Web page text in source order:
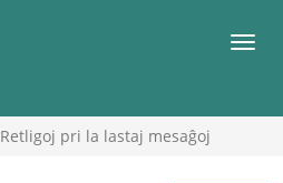
Retligoj pri la lastaj mesaĝoj